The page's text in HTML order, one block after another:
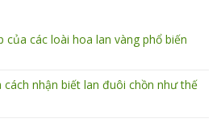
của các loài hoa lan vàng phổ biến
cách nhận biết lan đuôi chồn như thế